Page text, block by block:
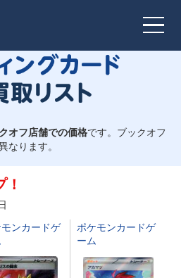
オフ店舗での価格です。ブックオフ
なります。
ンカードゲ
ポケモンカードゲ
ーム
で絞り込む
ーム